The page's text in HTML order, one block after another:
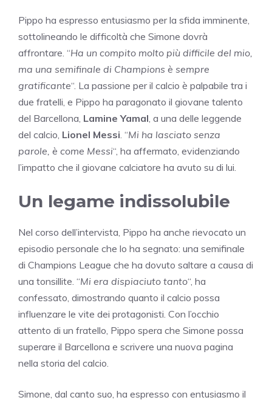
Pippo ha espresso entusiasmo per la sfida imminente,
sottolineando le difficoltà che Simone dovrà
affrontare. “Ha un compito molto più difficile del mio,
ma una semifinale di Champions è sempre
gratificante“. La passione per il calcio è palpabile tra i
due fratelli, e Pippo ha paragonato il giovane talento
del Barcellona, Lamine Yamal , a una delle leggende
del calcio, Lionel Messi . “Mi ha lasciato senza
parole, è come Messi“, ha affermato, evidenziando
l’impatto che il giovane calciatore ha avuto su di lui.
Un legame indissolubile
Nel corso dell’intervista, Pippo ha anche rievocato un
episodio personale che lo ha segnato: una semifinale
di Champions League che ha dovuto saltare a causa di
una tonsillite. “Mi era dispiaciuto tanto“, ha
confessato, dimostrando quanto il calcio possa
influenzare le vite dei protagonisti. Con l’occhio
attento di un fratello, Pippo spera che Simone possa
superare il Barcellona e scrivere una nuova pagina
nella storia del calcio.
Simone, dal canto suo, ha espresso con entusiasmo il